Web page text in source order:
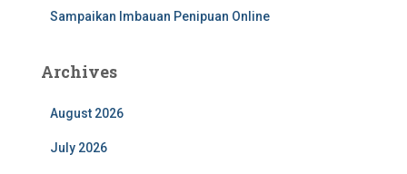
Sampaikan Imbauan Penipuan Online
Archives
August 2026
July 2026